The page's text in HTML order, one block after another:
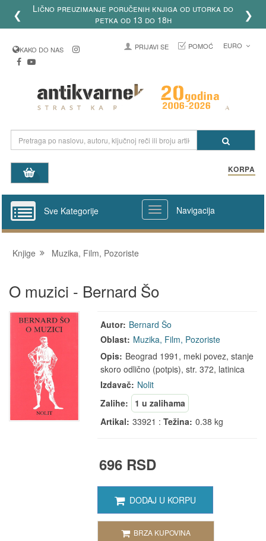
❮
Lično preuzimanje poručenih knjiga od utorka do
petka od 13 do 18h
❯
KAKO DO NAS PRIJAVI SE POMOĆ EURO
KORPA
Sve Kategorije Navigacija
Knjige Muzika, Film, Pozoriste
O muzici - Bernard Šo
Autor: Bernard Šo
Oblast: Muzika, Film, Pozoriste
Opis: Beograd 1991, meki povez, stanje
skoro odlično (potpis), str. 372, latinica
Izdavač: Nolit
Zalihe:
1 u zalihama
Artikal: 33921 :Težina: 0.38 kg
696 RSD
DODAJ U KORPU
BRZA KUPOVINA